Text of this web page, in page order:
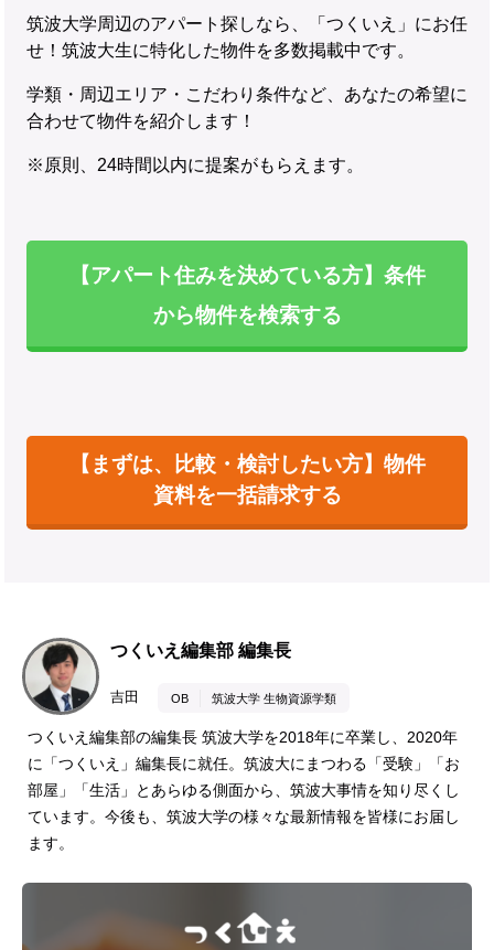
筑波大学周辺のアパート探しなら、「つくいえ」にお任
せ！筑波大生に特化した物件を多数掲載中です。
学類・周辺エリア・こだわり条件など、あなたの希望に
合わせて物件を紹介します！
※原則、24時間以内に提案がもらえます。
【アパート住みを決めている方】条件
から物件を検索する
【まずは、比較・検討したい方】物件
資料を一括請求する
つくいえ編集部 編集長
吉田 OB 筑波大学 生物資源学類
つくいえ編集部の編集長 筑波大学を2018年に卒業し、2020年
に「つくいえ」編集長に就任。筑波大にまつわる「受験」「お
部屋」「生活」とあらゆる側面から、筑波大事情を知り尽くし
ています。今後も、筑波大学の様々な最新情報を皆様にお届し
ます。